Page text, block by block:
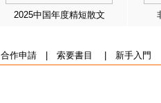
2025中国年度精短散文
合作申請| 索要書目 新手入門